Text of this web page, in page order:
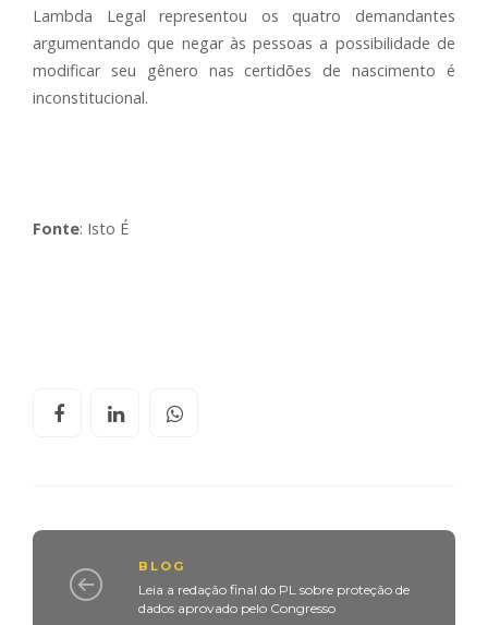
Lambda Legal representou os quatro demandantes
argumentando que negar às pessoas a possibilidade de
modificar seu gênero nas certidões de nascimento é
inconstitucional.
Fonte: Isto É
BLOG
Leia a redação final do PL sobre proteção de
dados aprovado pelo Congresso